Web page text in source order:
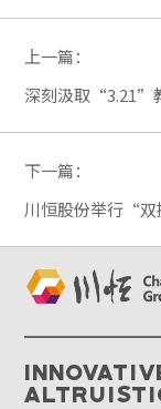
上一篇：
深刻汲取“3.21”
下一篇：
川恒股份举行“